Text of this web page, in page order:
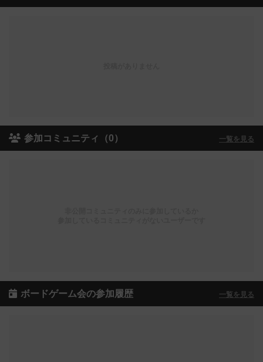
参加コミュニティ（0） 一覧を見る
ボードゲーム会の参加履歴 一覧を見る